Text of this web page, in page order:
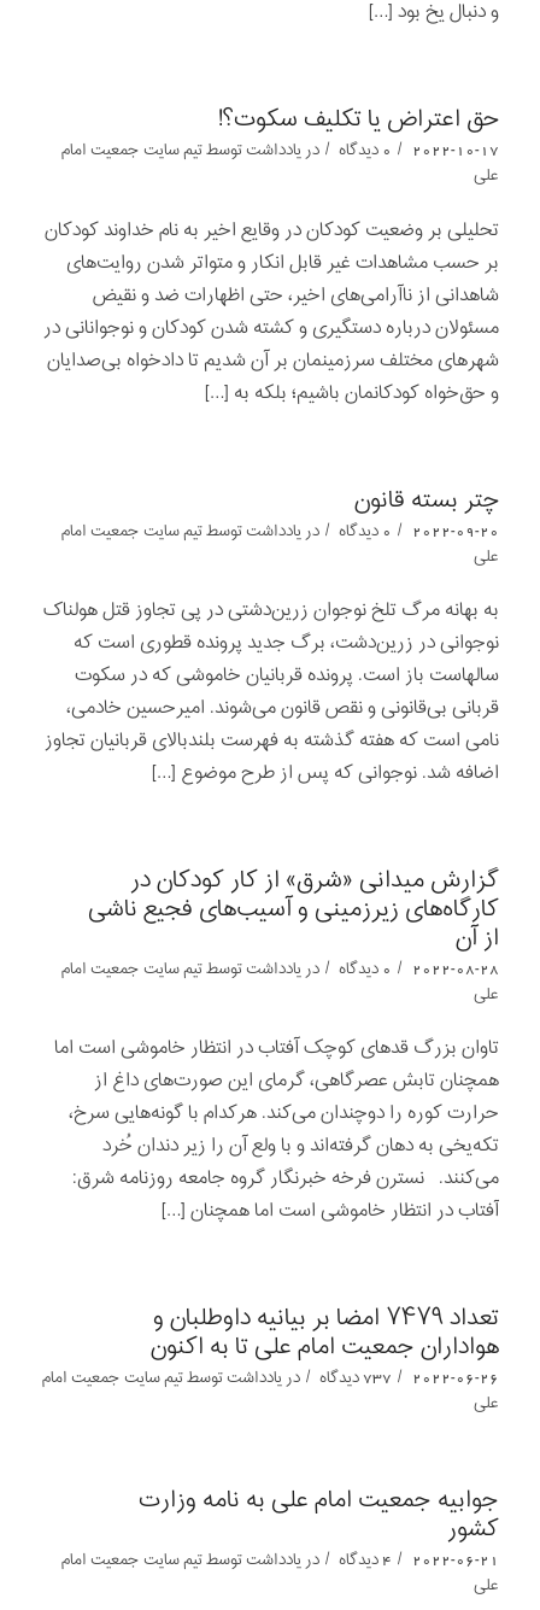
و دنبال یخ بود […]
حق اعتراض یا تکلیف سکوت؟!
2022-10-17
/ 0 دیدگاه / دریادداشت‌‌‌‌‌‌‌توسطتیم سایت جمعیت امام
علی
تحلیلی بر وضعیت کودکان در وقایع اخیر به نام خداوند کودکان
بر حسب مشاهدات غیر قابل انکار و متواتر شدن روایت‌های
شاهدانی از ناآرامی‌های اخیر، حتی اظهارات ضد و نقیض
مسئولان درباره دستگیری و کشته شدن کودکان و نوجوانانی در
شهرهای مختلف سرزمینمان بر آن شدیم تا دادخواه بی‌صدایان
و حق‌خواه کودکانمان باشیم؛ بلکه به […]
چتر بسته قانون
2022-09-20
/ 0 دیدگاه / دریادداشت‌‌‌‌‌‌‌توسطتیم سایت جمعیت امام
علی
به بهانه مرگ تلخ نوجوان زرین‌دشتی در پی تجاوز قتل هولناک
نوجوانی در زرین‌دشت، برگ جدید پرونده قطوری است که
سالهاست باز است. پرونده قربانیان خاموشی که در سکوت
قربانی بی‌قانونی و نقص قانون می‌شوند. امیرحسین خادمی،
نامی است که هفته گذشته به فهرست بلندبالای قربانیان تجاوز
اضافه شد. نوجوانی که پس از طرح موضوع […]
گزارش میدانی «شرق» از کار کودکان در
کارگاه‌های زیرزمینی و آسیب‌های فجیع ناشی
از آن
2022-08-28
/ 0 دیدگاه / دریادداشت‌‌‌‌‌‌‌توسطتیم سایت جمعیت امام
علی
تاوان بزرگ قدهای کوچک آفتاب در انتظار خاموشی است اما
همچنان تابش عصرگاهی، گرمای این صورت‌های داغ از
حرارت کوره را دوچندان می‌کند. هرکدام با گونه‌هایی سرخ،
تکه‌یخی به دهان گرفته‌اند و با ولع آن را زیر دندان خُرد
می‌کنند. نسترن فرخه خبرنگار گروه جامعه روزنامه شرق:
آفتاب در انتظار خاموشی است اما همچنان […]
تعداد ۷۴۷۹ امضا بر بیانیه داوطلبان و
هواداران جمعیت امام علی تا به اکنون
2022-06-26
/ 737 دیدگاه / دریادداشت‌‌‌‌‌‌‌توسطتیم سایت جمعیت امام
علی
جوابیه جمعیت امام علی به نامه وزارت
کشور
2022-06-21
/ 4 دیدگاه / دریادداشت‌‌‌‌‌‌‌توسطتیم سایت جمعیت امام
علی